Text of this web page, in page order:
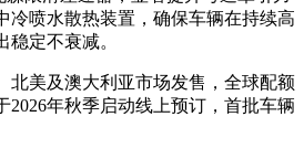
冷喷水散热装置，确保车辆在持续高
定不衰减。
北美及澳大利亚市场发售，全球配额
2026年秋季启动线上预订，首批车辆